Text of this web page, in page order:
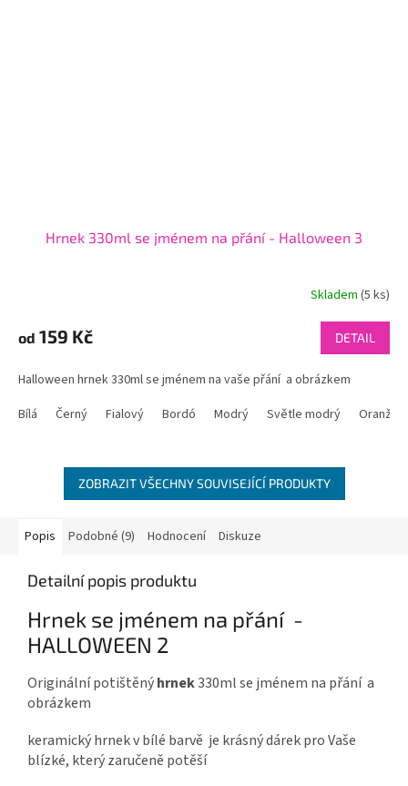
Hrnek 330ml se jménem na přání - Halloween 3
Skladem (5 ks)
od 159 Kč DETAIL
Halloween hrnek 330ml se jménem na vaše přání a obrázkem
Bílá
Černý Fialový Bordó Modrý Světle modrý
ZOBRAZIT VŠECHNY SOUVISEJÍCÍ PRODUKTY
Popis Podobné (9) Hodnocení Diskuze
Detailní popis produktu
Hrnek se jménem na přání -
HALLOWEEN 2
Originální potištěnýhrnek330ml se jménem na přání a
obrázkem
keramický hrnek v bílé barvě je krásný dárek pro Vaše
blízké, který zaručeně potěší